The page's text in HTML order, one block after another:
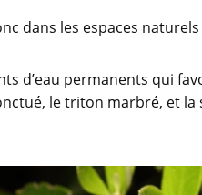
dans les espaces
d’eau permanents qui
le triton marbré, et